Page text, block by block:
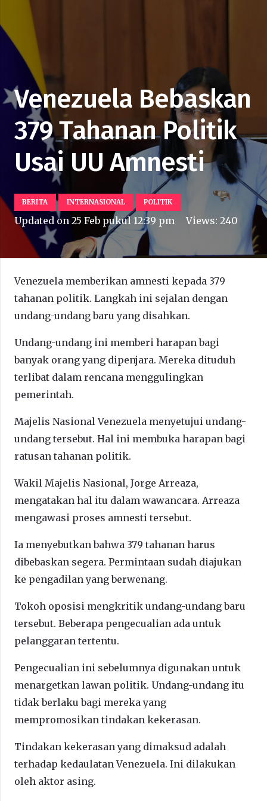
Venezuela Bebaskan
379 Tahanan Politik
Usai UU Amnesti
BERITA INTERNASIONAL POLITIK
Updated on 25 Feb pukul 12:39 pm Views:240
Venezuela memberikan amnesti kepada 379
tahanan politik. Langkah ini sejalan dengan
undang-undang baru yang disahkan.
Undang-undang ini memberi harapan bagi
banyak orang yang dipenjara. Mereka dituduh
terlibat dalam rencana menggulingkan
pemerintah.
Majelis Nasional Venezuela menyetujui undang-
undang tersebut. Hal ini membuka harapan bagi
ratusan tahanan politik.
Wakil Majelis Nasional, Jorge Arreaza,
mengatakan hal itu dalam wawancara. Arreaza
mengawasi proses amnesti tersebut.
Ia menyebutkan bahwa 379 tahanan harus
dibebaskan segera. Permintaan sudah diajukan
ke pengadilan yang berwenang.
Tokoh oposisi mengkritik undang-undang baru
tersebut. Beberapa pengecualian ada untuk
pelanggaran tertentu.
Pengecualian ini sebelumnya digunakan untuk
menargetkan lawan politik. Undang-undang itu
tidak berlaku bagi mereka yang
mempromosikan tindakan kekerasan.
Tindakan kekerasan yang dimaksud adalah
terhadap kedaulatan Venezuela. Ini dilakukan
oleh aktor asing.